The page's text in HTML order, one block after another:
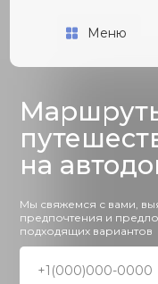
Меню
+1(000)000-0000
на
Мы свяжемся с вами,
предпочтения и
подходящих вариантов